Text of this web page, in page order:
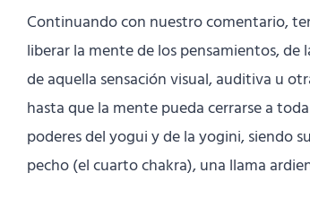
Continuando con nuestro comentario,
liberar la mente de los pensamientos, de
de aquella sensación visual, auditiva u
hasta que la mente pueda cerrarse a
poderes del yogui y de la yogini, siendo
pecho (el cuarto chakra), una llama